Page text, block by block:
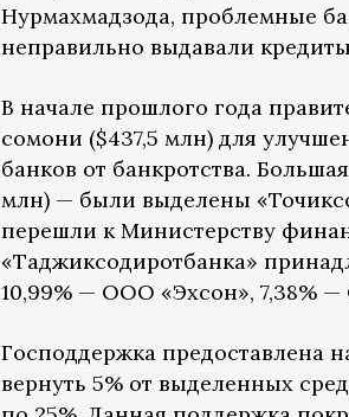
Нурмахмадзода, проблемные
неправильно выдавали
В начале прошлого года
сомони ($437,5 млн) для
банков от банкротства.
млн) — были выделены
перешли к Министерству
«Таджиксодиротбанка»
10,99% — ООО «Эхсон», 7,38%
Господдержка предоставлена
вернуть 5% от выделенных